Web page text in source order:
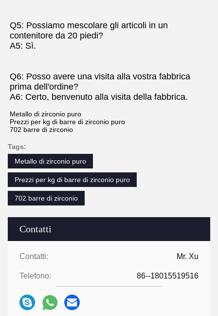
Contatti
Contatti: Mr. Xu
Telefono: 86--18015519516
Q5: Possiamo mescolare gli articoli in un
contenitore da 20 piedi?
A5: Sì.
Q6: Posso avere una visita alla vostra fabbrica
prima dell'ordine?
A6: Certo, benvenuto alla visita della fabbrica.
Metallo di zirconio puro
Prezzi per kg di barre di zirconio puro
702 barre di zirconio
Tags:
Metallo di zirconio puro
Prezzi per kg di barre di zirconio puro
702 barre di zirconio